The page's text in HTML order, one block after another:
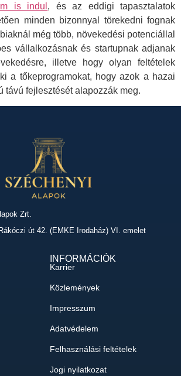
is indul , és az eddigi tapasztalatok
minden bizonnyal törekedni fognak
még több, növekedési potenciállal
vállalkozásnak és startupnak adjanak
illetve hogy olyan feltételek
a tőkeprogramokat, hogy azok a hazai
távú fejlesztését alapozzák meg.
Zrt.
út 42. (EMKE Irodaház) VI. emelet
INFORMÁCIÓK
Karrier
Közlemények
Impresszum
Adatvédelem
Felhasználási feltételek
Jogi nyilatkozat